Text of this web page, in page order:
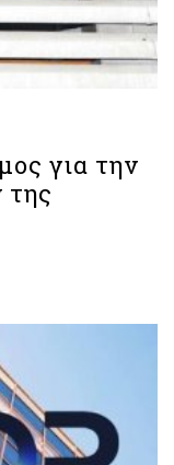
για την
της